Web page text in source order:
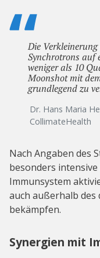
Die
Synchrotrons auf
weniger als 10
Moonshot mit
grundlegend zu
Dr. Hans Maria
CollimateHealth
Nach Angaben des
besonders intensive
Immunsystem
auch außerhalb
bekämpfen.
Synergien mit